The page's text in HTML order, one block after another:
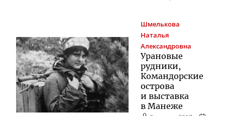
Шмелькова
Наталья
Александровна
Урановые
рудники,
Командорские
острова
и выставка
в Манеже